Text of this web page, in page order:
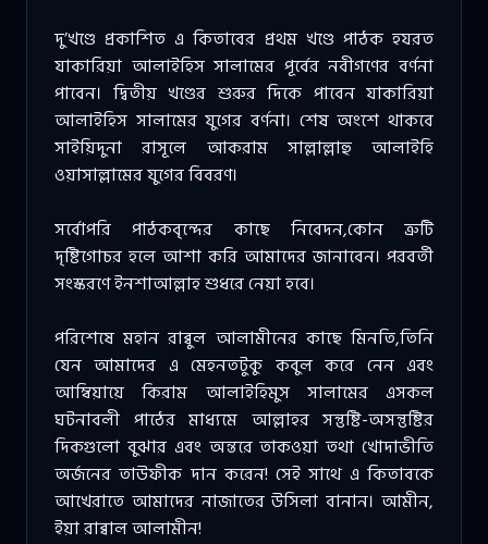
দু’খণ্ডে প্রকাশিত এ কিতাবের প্রথম খণ্ডে পাঠক হযরত
যাকারিয়া আলাইহিস সালামের পূর্বের নবীগণের বর্ণনা
পাবেন। দ্বিতীয় খণ্ডের শুরুর দিকে পাবেন যাকারিয়া
আলাইহিস সালামের যুগের বর্ণনা। শেষ অংশে থাকবে
সাইয়িদুনা রাসূলে আকরাম সাল্লাল্লাহু আলাইহি
ওয়াসাল্লামের যুগের বিবরণ।
সর্বোপরি পাঠকবৃন্দের কাছে নিবেদন,কোন ত্রুটি
দৃষ্টিগোচর হলে আশা করি আমাদের জানাবেন। পরবর্তী
সংস্করণে ইনশাআল্লাহ শুধরে নেয়া হবে।
পরিশেষে মহান রাব্বুল আলামীনের কাছে মিনতি,তিনি
যেন আমাদের এ মেহনতটুকু কবুল করে নেন এবং
আম্বিয়ায়ে কিরাম আলাইহিমুস সালামের এসকল
ঘটনাবলী পাঠের মাধ্যমে আল্লাহর সন্তুষ্টি-অসন্তুষ্টির
দিকগুলো বুঝার এবং অন্তরে তাকওয়া তথা খোদাভীতি
অর্জনের তাউফীক দান করেন! সেই সাথে এ কিতাবকে
আখেরাতে আমাদের নাজাতের উসিলা বানান। আমীন,
ইয়া রাব্বাল আলামীন!